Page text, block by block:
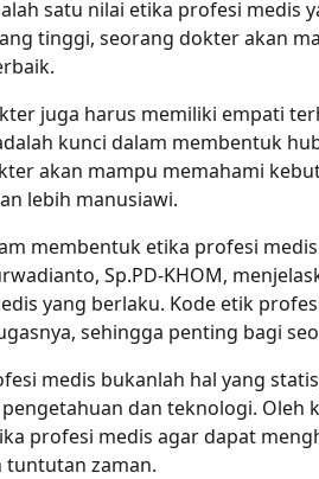
satu nilai etika profesi
tinggi, seorang dokter akan
juga harus memiliki empati
kunci dalam membentuk
akan mampu memahami
lebih manusiawi.
membentuk etika profesi
Sp.PD-KHOM,
yang berlaku. Kode etik
sehingga penting bagi
medis bukanlah hal yang
dan teknologi.
profesi medis agar dapat
tuntutan zaman.